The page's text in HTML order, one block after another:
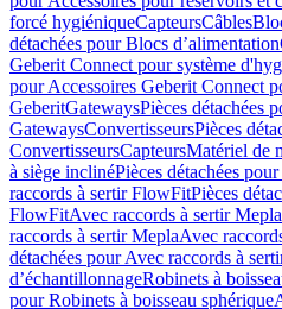
forcé hygiéniqueCapteursCâbles
détachées pour Blocs d’alimentation
Geberit Connect pour système
pour Accessoires Geberit Connect
GeberitGatewaysPièces détachées
GatewaysConvertisseursPièces
ConvertisseursCapteursMatériel de
à siège inclinéPièces détachées
raccords à sertir FlowFitPièces
FlowFitAvec raccords à sertir Mepla
raccords à sertir MeplaAvec
détachées pour Avec raccords à
d’échantillonnageRobinets à
pour Robinets à boisseau sphérique